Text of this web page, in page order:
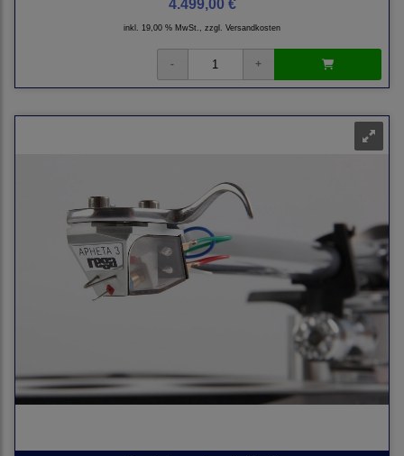
4.499,00 €
inkl. 19,00 % MwSt., zzgl. Versandkosten